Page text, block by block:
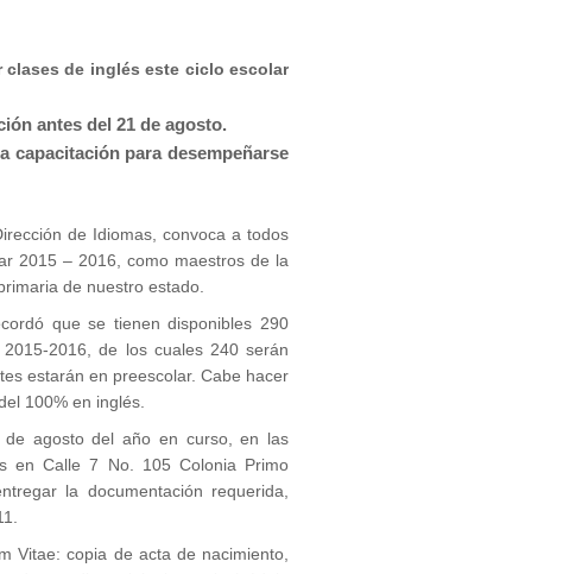
de inglés este ciclo escolar
antes del 21 de agosto.
capacitación para desempeñarse
de Idiomas, convoca a todos
2015 – 2016, como maestros de la
de nuestro estado.
que se tienen disponibles 290
2016, de los cuales 240 serán
estarán en preescolar. Cabe hacer
100% en inglés.
agosto del año en curso, en las
en Calle 7 No. 105 Colonia Primo
la documentación requerida,
Vitae: copia de acta de nacimiento,